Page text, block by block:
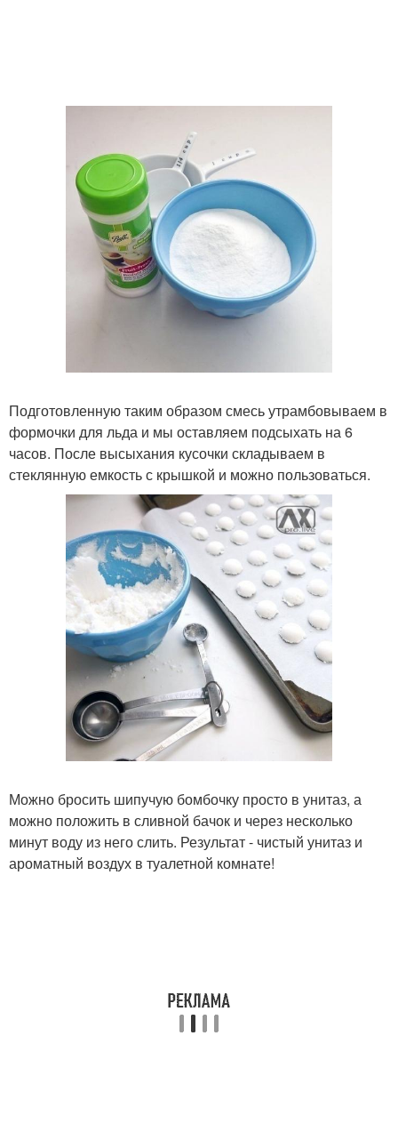
Подготовленную таким образом смесь утрамбовываем в
формочки для льда и мы оставляем подсыхать на 6
часов. После высыхания кусочки складываем в
стеклянную емкость с крышкой и можно пользоваться.
Можно бросить шипучую бомбочку просто в унитаз, а
можно положить в сливной бачок и через несколько
минут воду из него слить. Результат - чистый унитаз и
ароматный воздух в туалетной комнате!